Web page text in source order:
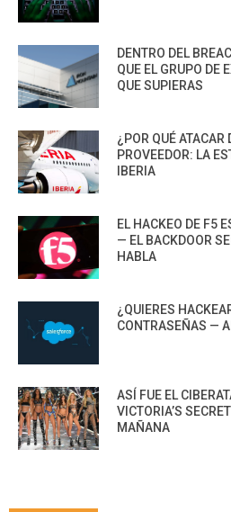
DENTRO DEL
QUE EL GRUPO DE
QUE SUPIERAS
¿POR QUÉ
PROVEEDOR: LA
IBERIA
EL HACKEO DE F5
— EL BACKDOOR
HABLA
¿QUIERES
CONTRASEÑAS —
ASÍ FUE EL
VICTORIA’S
MAÑANA